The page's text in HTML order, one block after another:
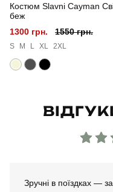
Матеріал
Склад тканини
Країна - виробник
Костюм Slavni Cayman
беж
1300 грн.
1550 грн.
S M L XL 2XL
Зручні в поїздках —